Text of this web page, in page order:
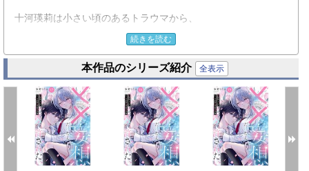
十河瑛莉は小さい頃のあるトラウマから、
自分の気持ちを表に出すことが苦手。
同じクラスの人気者・斎賀楓に恋をしているが、
到底その想いを伝えられるわけもなく、
今日も密かに妄想を繰り広げるだけ。
ある日の放課後、親友のゆねから“キスの先”の話を聞き、
少女漫画の恋愛知識しかなかった瑛莉は衝撃を受ける。
続きを読む
本作品のシリーズ紹介 全表示